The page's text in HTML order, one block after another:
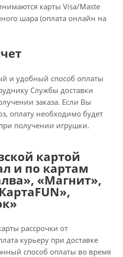
карты Visa/Maste
шара (оплата онлайн на
и удобный способ оплаты
Службы доставки
заказа. Если Вы
оплату необходимо будет
получении игрушки.
картой
и по картам
«Магнит»,
рассрочки от
курьеру при доставке
способ оплаты во время